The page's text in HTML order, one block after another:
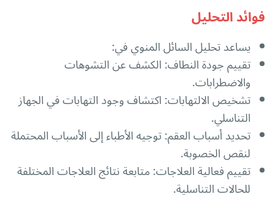
فوائد التحليل
يساعد تحليل السائل المنوي في:
تقييم جودة النطاف: الكشف عن التشوهات
والاضطرابات.
تشخيص الالتهابات: اكتشاف وجود التهابات في الجهاز
التناسلي.
تحديد أسباب العقم: توجيه الأطباء إلى الأسباب المحتملة
لنقص الخصوبة.
تقييم فعالية العلاجات: متابعة نتائج العلاجات المختلفة
للحالات التناسلية.